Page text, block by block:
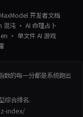
MaxModel 开发者文档
混沌 · AI 命理占卜
· 单文件 AI 游戏
数的每一分都是系统跑出
综合排名.
index/